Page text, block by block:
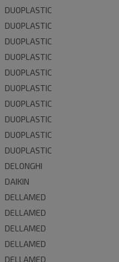
DUOPLASTIC
DUOPLASTIC
DUOPLASTIC
DUOPLASTIC
DUOPLASTIC
DUOPLASTIC
DUOPLASTIC
DUOPLASTIC
DUOPLASTIC
DUOPLASTIC
DELONGHI
DAIKIN
DELLAMED
DELLAMED
DELLAMED
DELLAMED
DELLAMED